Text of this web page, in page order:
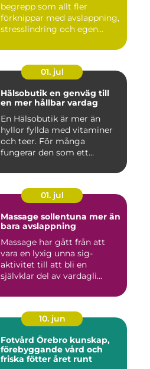
begrepp som allt fler
förknippar med avslappning,
stresslindring och egen...
01. jul
Hälsobutik en genväg till
en mer hållbar vardag
En Hälsobutik är mer än
hyllor fyllda med vitaminer
och teer. För många
fungerar den som ett
01. jul
Massage sollentuna mer än
bara avslappning
Massage har gått från att
vara en lyxig unna sig-
aktivitet till att bli en
självklar del av vardagli...
10. jun
Fotvård Örebro kunskap,
förebyggande vård och
friska fötter året runt